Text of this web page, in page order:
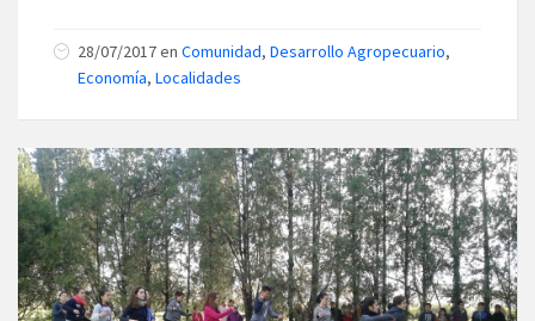
28/07/2017en Comunidad, Desarrollo Agropecuario,
Economía, Localidades